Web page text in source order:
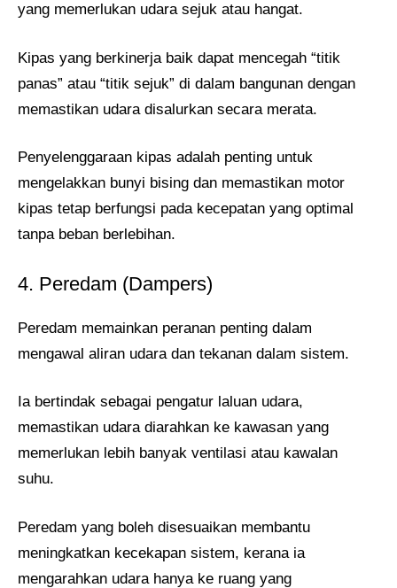
yang memerlukan udara sejuk atau hangat.
Kipas yang berkinerja baik dapat mencegah “titik
panas” atau “titik sejuk” di dalam bangunan dengan
memastikan udara disalurkan secara merata.
Penyelenggaraan kipas adalah penting untuk
mengelakkan bunyi bising dan memastikan motor
kipas tetap berfungsi pada kecepatan yang optimal
tanpa beban berlebihan.
4. Peredam (Dampers)
Peredam memainkan peranan penting dalam
mengawal aliran udara dan tekanan dalam sistem.
Ia bertindak sebagai pengatur laluan udara,
memastikan udara diarahkan ke kawasan yang
memerlukan lebih banyak ventilasi atau kawalan
suhu.
Peredam yang boleh disesuaikan membantu
meningkatkan kecekapan sistem, kerana ia
mengarahkan udara hanya ke ruang yang